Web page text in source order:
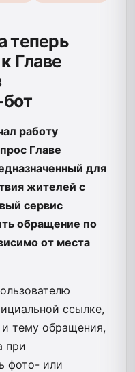
теперь
Главе
работу
Главе
для
жителей с
сервис
обращение по
от места
ссылке,
и тему обращения,
при
фото- или